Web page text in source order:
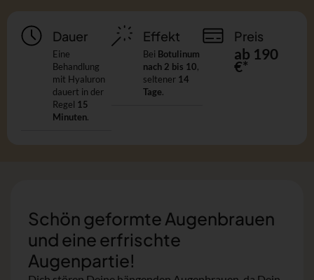
Dauer
Eine
Behandlung
mit Hyaluron
dauert in der
Regel 15
Minuten.
Effekt
Bei Botulinum
nach 2 bis 10,
seltener 14
Tage.
Preis
ab 190
€*
Schön geformte Augenbrauen
und eine erfrischte
Augenpartie!